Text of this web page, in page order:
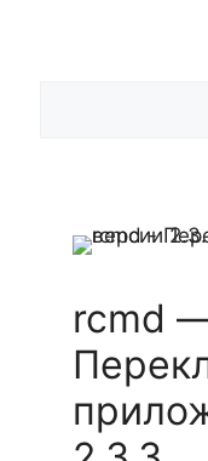
rcmd